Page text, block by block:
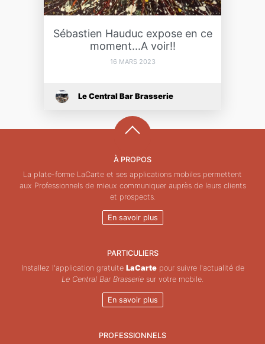
Sébastien Hauduc expose en ce
moment...A voir!!
16 MARS 2023
Le Central Bar Brasserie
À PROPOS
La plate-forme LaCarte et ses applications mobiles permettent
aux Professionnels de mieux communiquer auprès de leurs clients
et prospects.
En savoir plus
PARTICULIERS
Installez l'application gratuite LaCartepour suivre l'actualité de
Le Central Bar Brasserie sur votre mobile.
En savoir plus
PROFESSIONNELS